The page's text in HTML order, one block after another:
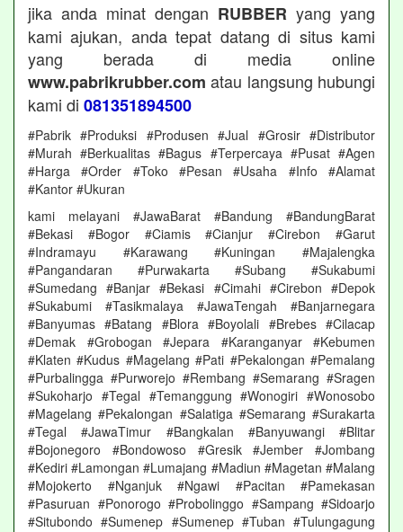
jika anda minat dengan RUBBER yang yang
kami ajukan, anda tepat datang di situs kami
yang berada di media online
www.pabrikrubber.com atau langsung hubungi
kami di 081351894500
#Pabrik #Produksi #Produsen #Jual #Grosir #Distributor
#Murah #Berkualitas #Bagus #Terpercaya #Pusat #Agen
#Harga #Order #Toko #Pesan #Usaha #Info #Alamat
#Kantor #Ukuran
kami melayani #JawaBarat #Bandung #BandungBarat
#Bekasi #Bogor #Ciamis #Cianjur #Cirebon #Garut
#Indramayu #Karawang #Kuningan #Majalengka
#Pangandaran #Purwakarta #Subang #Sukabumi
#Sumedang #Banjar #Bekasi #Cimahi #Cirebon #Depok
#Sukabumi #Tasikmalaya #JawaTengah #Banjarnegara
#Banyumas #Batang #Blora #Boyolali #Brebes #Cilacap
#Demak #Grobogan #Jepara #Karanganyar #Kebumen
#Klaten #Kudus #Magelang #Pati #Pekalongan #Pemalang
#Purbalingga #Purworejo #Rembang #Semarang #Sragen
#Sukoharjo #Tegal #Temanggung #Wonogiri #Wonosobo
#Magelang #Pekalongan #Salatiga #Semarang #Surakarta
#Tegal #JawaTimur #Bangkalan #Banyuwangi #Blitar
#Bojonegoro #Bondowoso #Gresik #Jember #Jombang
#Kediri #Lamongan #Lumajang #Madiun #Magetan #Malang
#Mojokerto #Nganjuk #Ngawi #Pacitan #Pamekasan
#Pasuruan #Ponorogo #Probolinggo #Sampang #Sidoarjo
#Situbondo #Sumenep #Sumenep #Tuban #Tulungagung